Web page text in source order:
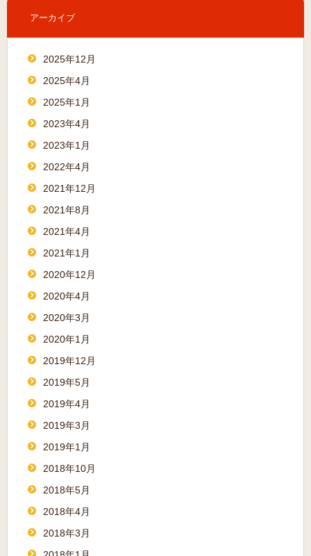
アーカイブ
2025年12月
2025年4月
2025年1月
2023年4月
2023年1月
2022年4月
2021年12月
2021年8月
2021年4月
2021年1月
2020年12月
2020年4月
2020年3月
2020年1月
2019年12月
2019年5月
2019年4月
2019年3月
2019年1月
2018年10月
2018年5月
2018年4月
2018年3月